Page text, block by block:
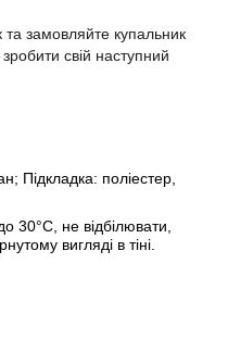
та замовляйте купальник
свій наступний
Підкладка: поліестер,
30°C, не відбілювати,
вигляді в тіні.